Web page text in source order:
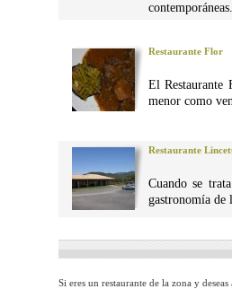
contemporáneas.
Restaurante Flor
El Restaurante
menor como
Restaurante
Cuando se
gastronomía de
Si eres un restaurante de la zona y